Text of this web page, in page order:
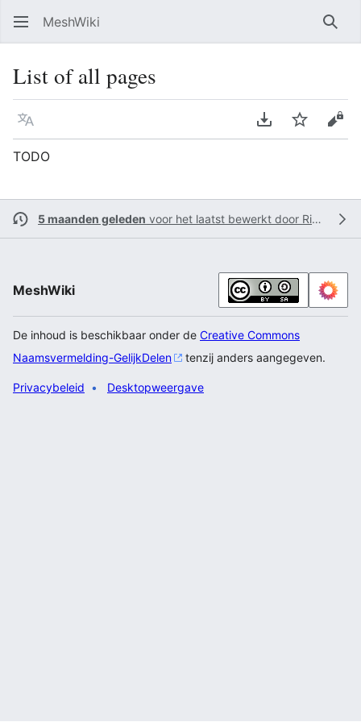
MeshWiki
List of all pages
Taal PDF Volgen
TODO
5 maanden geleden voor het laatst bewerkt door Rikkert
MeshWiki
De inhoud is beschikbaar onder de Creative Commons
Naamsvermelding-GelijkDelen
tenzij anders aangegeven.
Privacybeleid Desktopweergave